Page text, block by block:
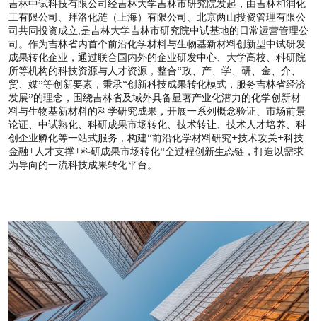
吉林中试科技有限公司经吉林大学吉林市研究院发起，由吉林和润化
工有限公司、拜洛化涟（上海）有限公司、北京两山投资管理有限公
司共同投资成立,是吉林大学吉林市研究院中试基地的日常运营管理公
司。作为吉林省内首个前沿化学材料与生物基新材料创新型中试研发
成果转化企业，通过联合国内外的企业研发中心、大学高校、科研院
所等机构的科技资源与人才资源，整合“政、产、学、研、金、介、
贸、媒”等创新要素，秉承“创新科技成果转化模式，服务吉林省经济
发展”的理念，围绕吉林省及域外具备显著产业化潜力的化学创新材
料与生物基新材料的科学研究成果，开展一系列概念验证、市场前景
论证、中试熟化、科研成果市场转化、技术转让、技术人才培养、科
创企业孵化等一站式服务，构建“前沿化学材料研究+技术攻关+科技
金融+人才支撑+科研成果市场转化”全过程创新生态链，打造以需求
为导向的一流科技成果转化平台。